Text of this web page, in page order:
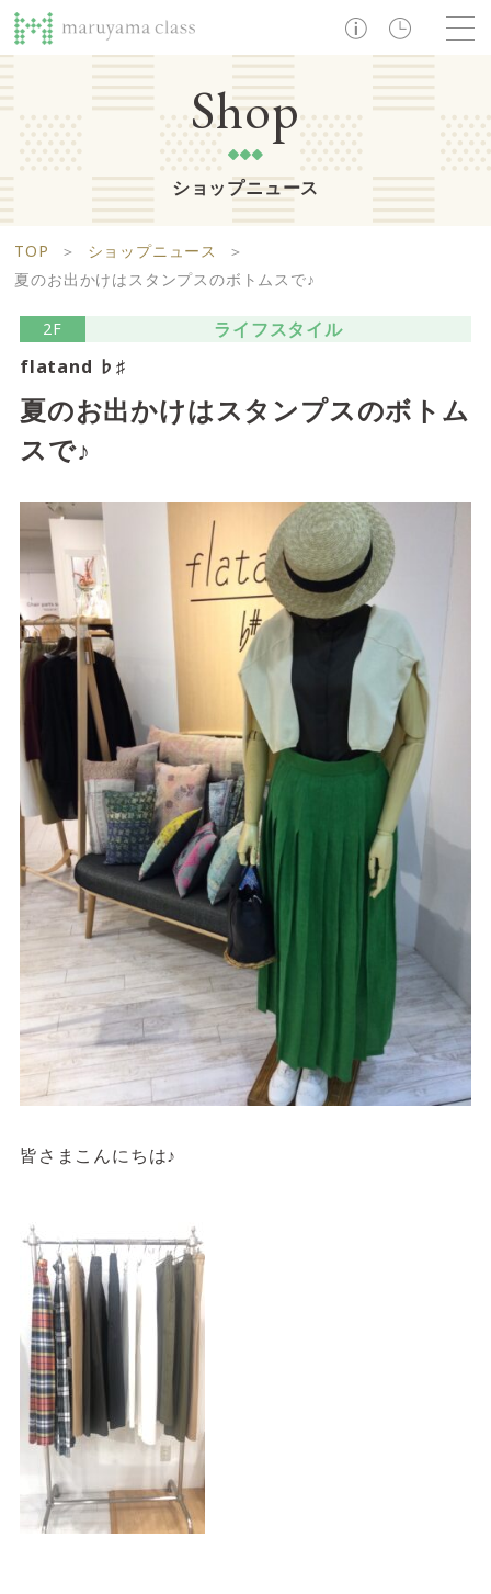
TOP
ショップ レストラン・カフェ ショップニュース
イベント・お知らせ 施設案内
検索
マルヤマ クラスとは
サイトご利用にあたって
サイトマップ
閉じる
Life support floor
ライフサポートフロア
営業時間 10:00 ~ 20:00
1F Food boutique floor
フードブティックフロア
※一部店舗は営業時間が異なります。
2F Fashion & Life style floor
ファッション＆ライフスタイルフロア
営業時間 10:00 ~ 20:00
3F
Service & Beauty & Restaurant
floor
サービス＆ビューティー＆レストランフロア
営業時間 10:00 ~ 22:00
4F/5F Physical care floor
フィジカルケアフロア
営業時間 10:00 ~ 23:00
施設案内を見る
Shop
ショップニュース
TOP ＞ ショップニュース
＞
夏のお出かけはスタンプスのボトムスで♪
2F
ライフスタイル
flatand ♭♯
夏のお出かけはスタンプスのボトム
スで♪
皆さまこんにちは♪